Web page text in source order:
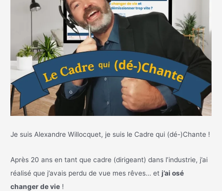
Je suis Alexandre Willocquet, je suis le Cadre qui (dé-)Chante !
Après 20 ans en tant que cadre (dirigeant) dans l’industrie, j’ai
réalisé que j’avais perdu de vue mes rêves… etj’ai osé
changer de vie !